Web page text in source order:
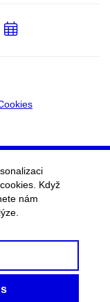
Přidat
Když
nám